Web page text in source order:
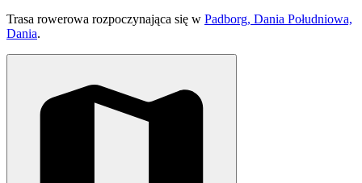
Trasa rowerowa rozpoczynająca się w Padborg, Dania Południowa,
Dania.